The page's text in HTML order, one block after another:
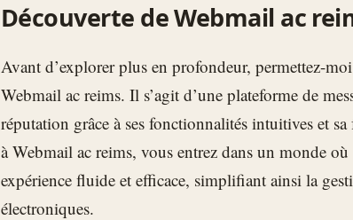
Découverte de Webmail ac
Avant d’explorer plus en profondeur, permettez-
Webmail ac reims. Il s’agit d’une plateforme de
réputation grâce à ses fonctionnalités intuitives et
à Webmail ac reims, vous entrez dans un monde
expérience fluide et efficace, simplifiant ainsi la
électroniques.